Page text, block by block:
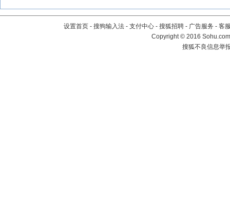
设置首页 - 搜狗输入法 - 支付中心 - 搜狐招聘 - 广告服务 - 客
Copyright©2016
搜狐不良信息举